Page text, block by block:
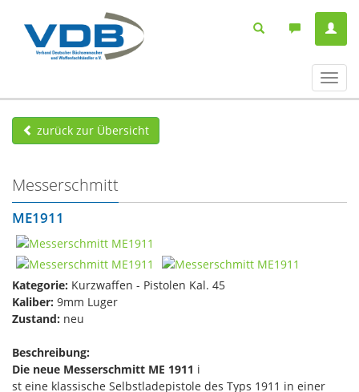
ein-/
zurück zur Übersicht
Messerschmitt
ME1911
Kategorie: Kurzwaffen - Pistolen Kal. 45
Kaliber: 9mm Luger
Zustand: neu
Beschreibung:
Die neue Messerschmitt ME 1911 i
st eine klassische Selbstladepistole des Typs 1911 in einer